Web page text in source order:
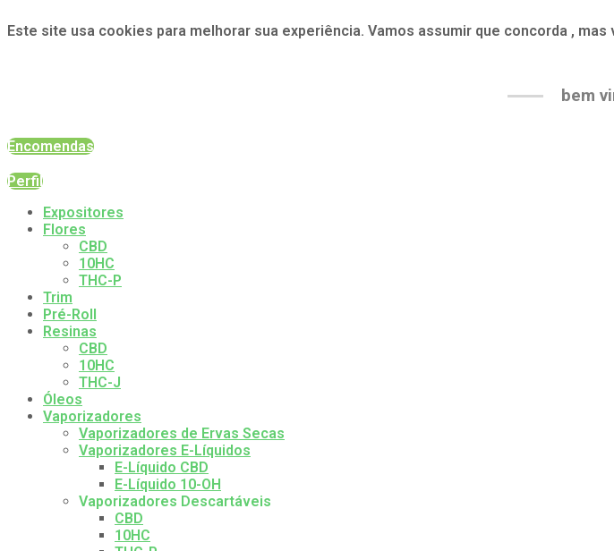
Este site usa cookies para melhorar sua experiência. Vamos assumir que concorda ,
bem
Encomendas
Perfil
Expositores
Flores
CBD
10HC
THC-P
Trim
Pré-Roll
Resinas
CBD
10HC
THC-J
Óleos
Vaporizadores
Vaporizadores de Ervas Secas
Vaporizadores E-Líquidos
E-Líquido CBD
E-Líquido 10-OH
Vaporizadores Descartáveis
CBD
10HC